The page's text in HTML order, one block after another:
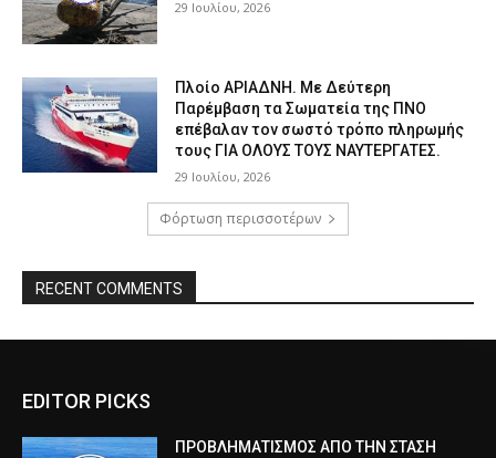
29 Ιουλίου, 2026
Πλοίο ΑΡΙΑΔΝΗ. Με Δεύτερη
Παρέμβαση τα Σωματεία της ΠΝΟ
επέβαλαν τον σωστό τρόπο πληρωμής
τους ΓΙΑ ΟΛΟΥΣ ΤΟΥΣ ΝΑΥΤΕΡΓΑΤΕΣ.
29 Ιουλίου, 2026
Φόρτωση περισσοτέρων
RECENT COMMENTS
EDITOR PICKS
ΠPOΒΛΗΜΑΤΙΣΜΟΣ ΑΠΟ ΤΗΝ ΣΤΑΣΗ